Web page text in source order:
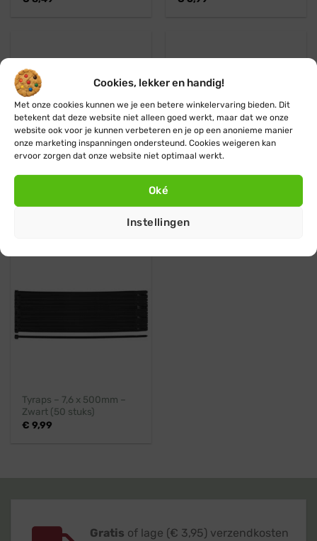
Cookies, lekker en handig!
Met onze cookies kunnen we je een betere winkelervaring bieden. Dit
betekent dat deze website niet alleen goed werkt, maar dat we onze
website ook voor je kunnen verbeteren en je op een anonieme manier
onze marketing inspanningen ondersteund. Cookies weigeren kan
ervoor zorgen dat onze website niet optimaal werkt.
Oké
Instellingen
Tyraps – 7,6 x 500mm –
Zwart (50 stuks)
€ 9,99
Gratis of lage (€ 3,95) verzendkosten